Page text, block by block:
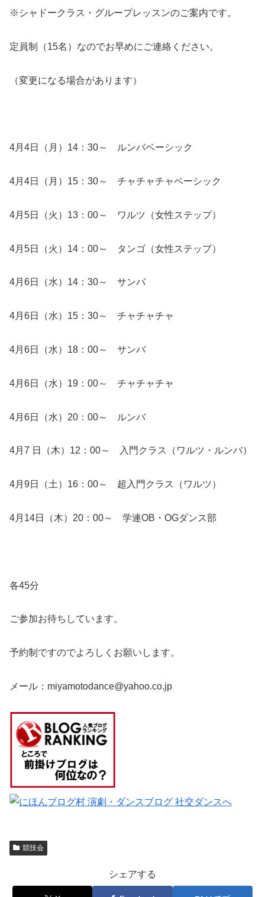
※シャドークラス・グループレッスンのご案内です。
定員制（15名）なのでお早めにご連絡ください。
（変更になる場合があります）
4月4日（月）14：30～ ルンバベーシック
4月4日（月）15：30～ チャチャチャベーシック
4月5日（火）13：00～ ワルツ（女性ステップ）
4月5日（火）14：00～ タンゴ（女性ステップ）
4月6日（水）14：30～ サンバ
4月6日（水）15：30～ チャチャチャ
4月6日（水）18：00～ サンバ
4月6日（水）19：00～ チャチャチャ
4月6日（水）20：00～ ルンバ
4月7 日（木）12：00～ 入門クラス（ワルツ・ルンバ）
4月9日（土）16：00～ 超入門クラス（ワルツ）
4月14日（木）20：00～ 学連OB・OGダンス部
各45分
ご参加お待ちしています。
予約制ですのでよろしくお願いします。
メール：miyamotodance@yahoo.co.jp
競技会
シェアする